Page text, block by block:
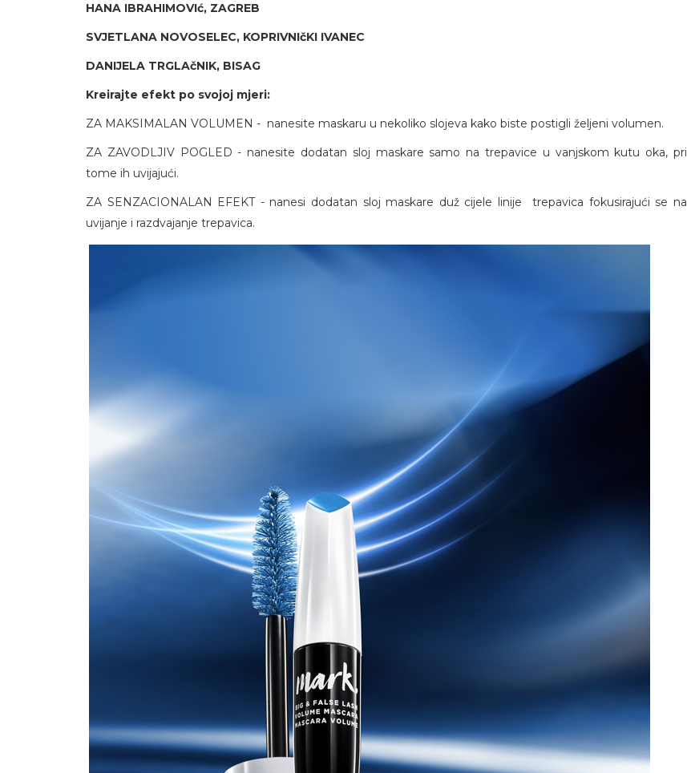
HANA IBRAHIMOVIć, ZAGREB
SVJETLANA NOVOSELEC, KOPRIVNIčKI IVANEC
DANIJELA TRGLAčNIK, BISAG
Kreirajte efekt po svojoj mjeri:
ZA MAKSIMALAN VOLUMEN - nanesite maskaru u nekoliko slojeva kako biste postigli željeni volumen.
ZA ZAVODLJIV POGLED - nanesite dodatan sloj maskare samo na trepavice u vanjskom kutu oka, pri
tome ih uvijajući.
ZA SENZACIONALAN EFEKT - nanesi dodatan sloj maskare duž cijele linije trepavica fokusirajući se na
uvijanje i razdvajanje trepavica.